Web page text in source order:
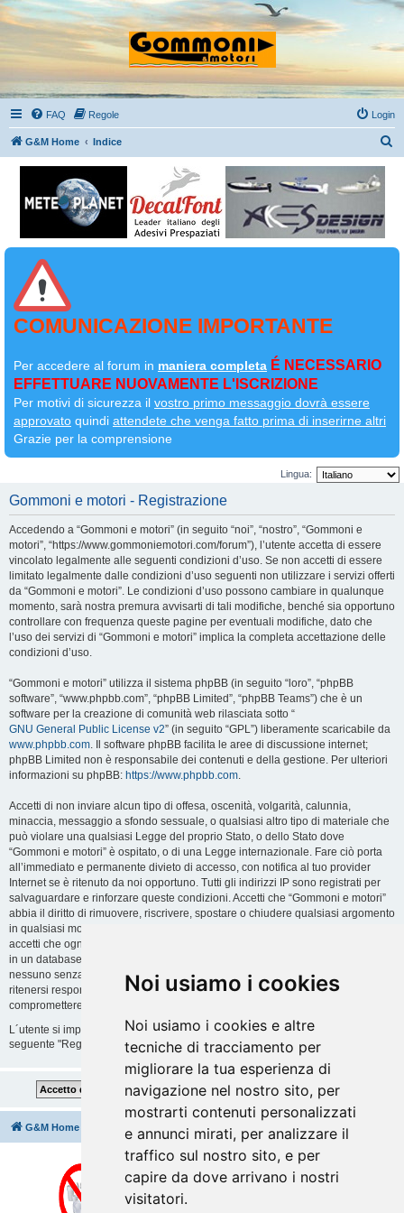
Noi usiamo i cookies
Noi usiamo i cookies e altre
tecniche di tracciamento per
migliorare la tua esperienza di
navigazione nel nostro sito, per
mostrarti contenuti personalizzati
e annunci mirati, per analizzare il
traffico sul nostro sito, e per
capire da dove arrivano i nostri
visitatori.
FAQ Regole Login
G&M Home Indice
COMUNICAZIONE IMPORTANTE
Per accedere al forum in maniera completa É NECESSARIO
EFFETTUARE NUOVAMENTE L'ISCRIZIONE
Per motivi di sicurezza il vostro primo messaggio dovrà essere
approvato quindi attendete che venga fatto prima di inserirne altri
Grazie per la comprensione
Lingua:
Gommoni e motori - Registrazione
Accedendo a “Gommoni e motori” (in seguito “noi”, “nostro”, “Gommoni e
motori”, “https://www.gommoniemotori.com/forum”), l’utente accetta di essere
vincolato legalmente alle seguenti condizioni d’uso. Se non accetti di essere
limitato legalmente dalle condizioni d’uso seguenti non utilizzare i servizi offerti
da “Gommoni e motori”. Le condizioni d’uso possono cambiare in qualunque
momento, sarà nostra premura avvisarti di tali modifiche, benché sia opportuno
controllare con frequenza queste pagine per eventuali modifiche, dato che
l’uso dei servizi di “Gommoni e motori” implica la completa accettazione delle
condizioni d’uso.
“Gommoni e motori” utilizza il sistema phpBB (in seguito “loro”, “phpBB
software”, “www.phpbb.com”, “phpBB Limited”, “phpBB Teams”) che è un
software per la creazione di comunità web rilasciata sotto “
GNU General Public License v2” (in seguito “GPL”) liberamente scaricabile da
www.phpbb.com. Il software phpBB facilita le aree di discussione internet;
phpBB Limited non è responsabile dei contenuti e della gestione. Per ulteriori
informazioni su phpBB: https://www.phpbb.com.
Accetti di non inviare alcun tipo di offesa, oscenità, volgarità, calunnia,
minaccia, messaggio a sfondo sessuale, o qualsiasi altro tipo di materiale che
può violare una qualsiasi Legge del proprio Stato, o dello Stato dove
“Gommoni e motori” è ospitato, o di una Legge internazionale. Fare ciò porta
all’immediato e permanente divieto di accesso, con notifica al tuo provider
Internet se è ritenuto da noi opportuno. Tutti gli indirizzi IP sono registrati per
salvaguardare e rinforzare queste condizioni. Accetti che “Gommoni e motori”
abbia il diritto di rimuovere, riscrivere, spostare o chiudere qualsiasi argomento
in qualsiasi momento lo ritenga necessario. Come fruitore di questo servizio,
accetti che ogni informazione (dato personale) tu abbia inviato sia conservata
in un database. Al contempo queste informazioni non saranno divulgate a
nessuno senza il tuo consenso, né “Gommoni e motori” o phpBB sono da
ritenersi responsabili per qualsiasi violazione al sistema che possa
compromettere queste informazioni.
L´utente si impegna a rispettare le regole del forum indicate nella sezione
seguente "Regole":
Guarda le regole del Forum
G&M Home Tutti gli orari sonoUTC+02:00
Cancella cookie